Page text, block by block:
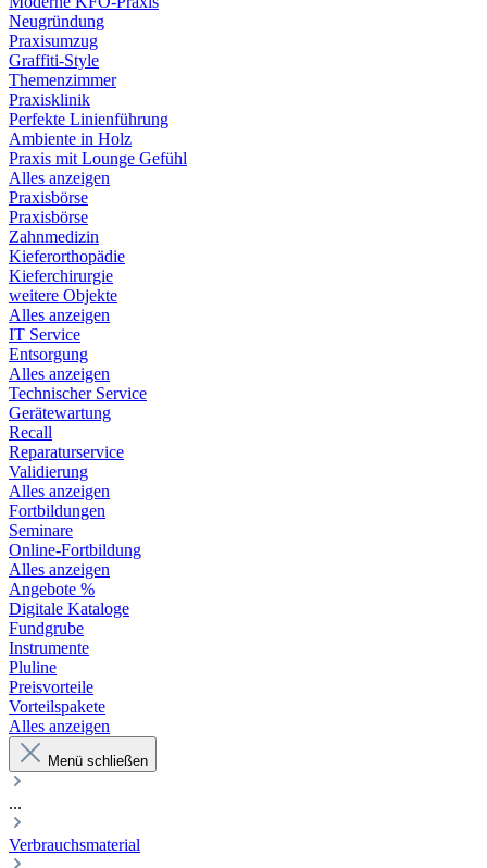
Neugründung
Praxisumzug
Graffiti-Style
Themenzimmer
Praxisklinik
Perfekte Linienführung
Ambiente in Holz
Praxis mit Lounge Gefühl
Alles anzeigen
Praxisbörse
Praxisbörse
Zahnmedizin
Kieferorthopädie
Kieferchirurgie
weitere Objekte
Alles anzeigen
IT Service
Entsorgung
Alles anzeigen
Technischer Service
Gerätewartung
Recall
Reparaturservice
Validierung
Alles anzeigen
Fortbildungen
Seminare
Online-Fortbildung
Alles anzeigen
Angebote %
Digitale Kataloge
Fundgrube
Instrumente
Pluline
Preisvorteile
Vorteilspakete
Alles anzeigen
Menü schließen
...
Verbrauchsmaterial